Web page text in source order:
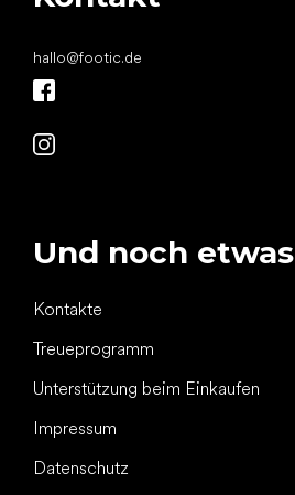
hallo@footic.de
Und noch etwas
Kontakte
Treueprogramm
Unterstützung beim Einkaufen
Impressum
Datenschutz